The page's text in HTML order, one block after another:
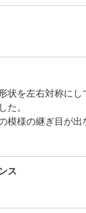
状を左右対称にし
た。
模様の継ぎ目が出
急角度にして、狭
所を打刻する事が
in Japanを打刻し
ス